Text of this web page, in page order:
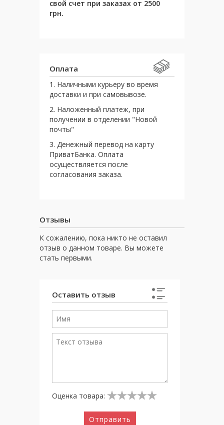
свой счет при заказах от 2500
грн.
Оплата
1. Наличными курьеру во время
доставки и при самовывозе.
2. Наложенный платеж, при
получении в отделении "Новой
почты"
3. Денежный перевод на карту
ПриватБанка. Оплата
осуществляется после
согласования заказа.
Отзывы
К сожалению, пока никто не оставил
отзыв о данном товаре. Вы можете
стать первыми.
Оставить отзыв
Оценка товара:
Отправить